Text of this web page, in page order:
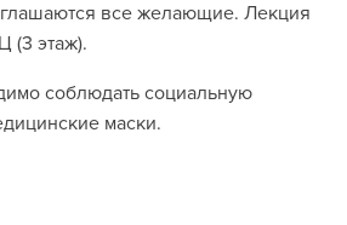
все желающие. Лекция
(3 этаж).
соблюдать социальную
маски.